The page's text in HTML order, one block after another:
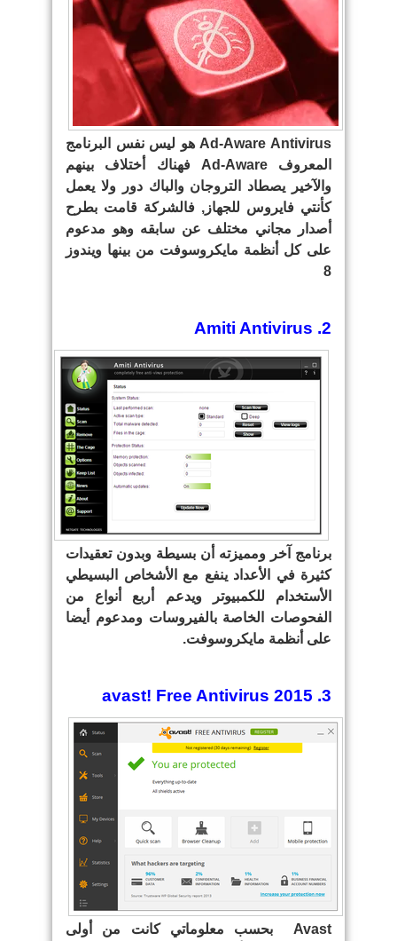
Ad-Aware Antivirus هو ليس نفس البرنامج
المعروف Ad-Aware فهناك أختلاف بينهم
والآخير يصطاد التروجان والباك دور ولا يعمل
كأنتي فايروس للجهاز, فالشركة قامت بطرح
أصدار مجاني مختلف عن سابقه وهو مدعوم
على كل أنظمة مايكروسوفت من بينها ويندوز
8
2. Amiti Antivirus
برنامج آخر ومميزته أن بسيطة وبدون تعقيدات
كثيرة في الأعداد ينفع مع الأشخاص البسيطي
الأستخدام للكمبيوتر ويدعم أربع أنواع من
الفحوصات الخاصة بالفيروسات ومدعوم أيضا
على أنظمة مايكروسوفت.
3. avast! Free Antivirus 2015
Avast بحسب معلوماتي كانت من أولى